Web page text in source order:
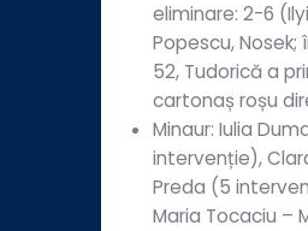
eliminare: 2-6
Popescu, Nosek;
52, Tudorică a
cartonaș roșu
Minaur: Iulia
intervenție),
Preda (5
Maria Tocaciu –